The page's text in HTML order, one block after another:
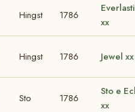
Hingst 1786
xx
Hingst 1786 Jewel xx
Sto 1786
Sto e
xx